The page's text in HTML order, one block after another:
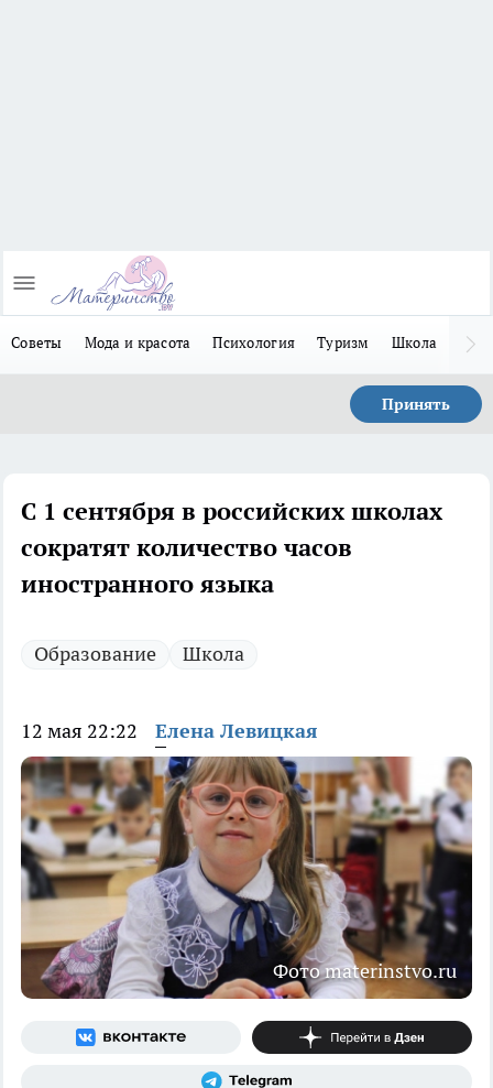
Советы Мода и красота Психология Туризм Школа
Принять
С 1 сентября в российских школах
сократят количество часов
иностранного языка
Образование Школа
12 мая 22:22 Елена Левицкая
Фото materinstvo.ru